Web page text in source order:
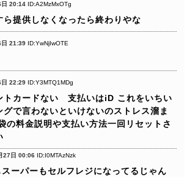
20:14 ID:A2MzMxOTg
ら提供しなくなったら終わりやな
21:39 ID:YwNjIwOTE
22:29 ID:Y3MTQ1MDg
トカードない 支払いはiD これをいちい
グで言わないといけないのストレス溜ま
の料金説明や支払い方法一回リセットさ
27日 00:06 ID:I0MTAzNzk
ーパーもセルフレジになってるじゃん